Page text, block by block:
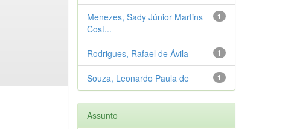
1
Menezes, Sady Júnior Martins
Cost...
1
Rodrigues, Rafael de Ávila
1
Souza, Leonardo Paula de
Assunto